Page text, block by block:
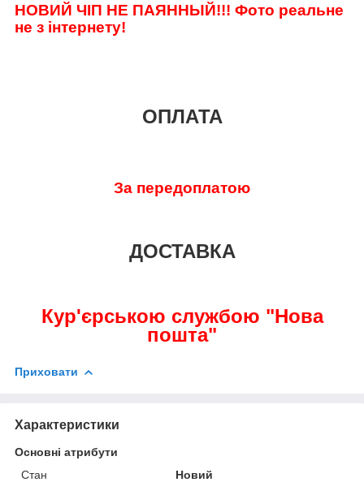
НОВИЙ ЧІП НЕ ПАЯННЫЙ!!! Фото реальне
не з інтернету!
ОПЛАТА
За передоплатою
ДОСТАВКА
Кур'єрською службою "Нова
пошта"
Приховати
Характеристики
Основні атрибути
Стан
Новий